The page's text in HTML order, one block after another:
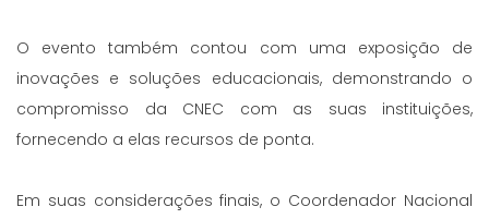
O evento também contou com uma exposição de
inovações e soluções educacionais, demonstrando o
compromisso da CNEC com as suas instituições,
fornecendo a elas recursos de ponta.
Em suas considerações finais, o Coordenador Nacional